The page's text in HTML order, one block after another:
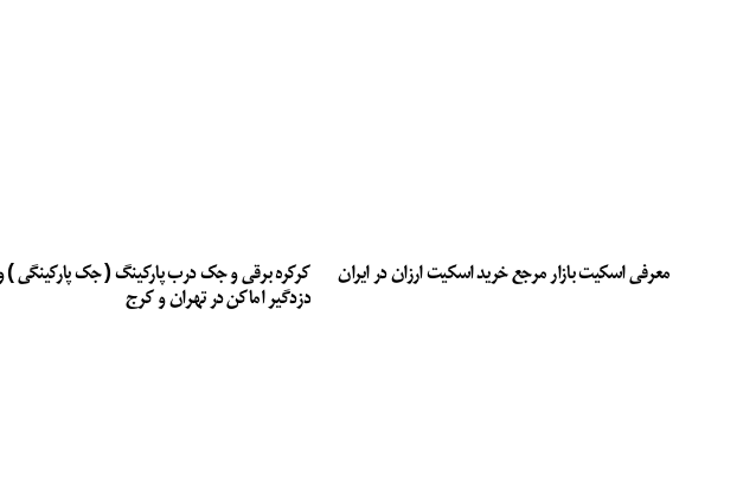
معرفی اسکیت بازار مرجع خرید اسکیت ارزان در ایران
کرکره برقی و جک درب پارکینگ ( جک پارکینگی )
دزدگیر اماکن در تهران و کرج